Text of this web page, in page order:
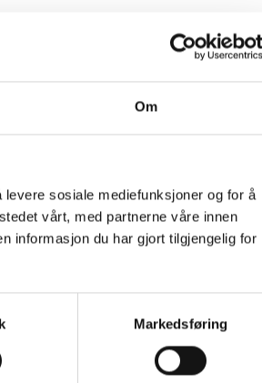
Om
sosiale mediefunksjoner og for å
vårt, med partnerne våre innen
informasjon du har gjort tilgjengelig for
Markedsføring